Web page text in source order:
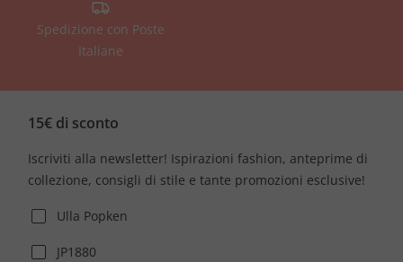
Spedizione con Poste
Italiane
15€ di sconto
Iscriviti alla newsletter! Ispirazioni fashion, anteprime di
collezione, consigli di stile e tante promozioni esclusive!
Ulla Popken
JP1880